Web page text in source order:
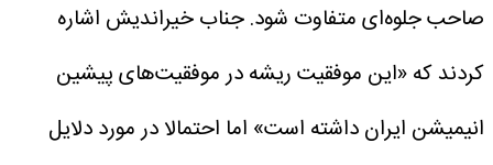
صاحب جلوه‌ای متفاوت شود.جناب خیراندیش اشاره
کردند که «این موفقیت ریشه در موفقیت‌های پیشین
انیمیشن ایران داشته است» اما احتمالا در مورد دلایل